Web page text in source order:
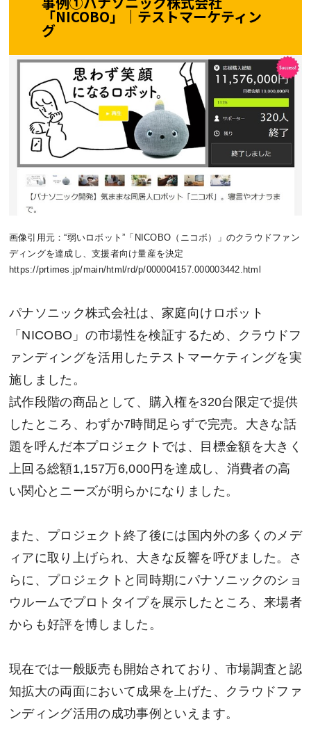
「NICOBO」｜テストマーケティン
グ
画像引用元：“弱いロボット”「NICOBO（ニコボ）」のクラウドファン
ディングを達成し、支援者向け量産を決定
https://prtimes.jp/main/html/rd/p/000004157.000003442.html
パナソニック株式会社は、家庭向けロボット
「NICOBO」の市場性を検証するため、クラウドフ
ァンディングを活用したテストマーケティングを実
施しました。
試作段階の商品として、購入権を320台限定で提供
したところ、わずか7時間足らずで完売。大きな話
題を呼んだ本プロジェクトでは、目標金額を大きく
上回る総額1,157万6,000円を達成し、消費者の高
い関心とニーズが明らかになりました。
また、プロジェクト終了後には国内外の多くのメデ
ィアに取り上げられ、大きな反響を呼びました。さ
らに、プロジェクトと同時期にパナソニックのショ
ウルームでプロトタイプを展示したところ、来場者
からも好評を博しました。
現在では一般販売も開始されており、市場調査と認
知拡大の両面において成果を上げた、クラウドファ
ンディング活用の成功事例といえます。